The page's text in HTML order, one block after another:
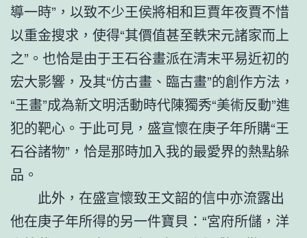
導一時”，以致不少王侯將相和巨賈年夜賈不惜
以重金搜求，使得“其價值甚至軼宋元諸家而上
之”。也恰是由于王石谷畫派在清末平易近初的
宏大影響，及其“仿古畫、臨古畫”的創作方法，
“王畫”成為新文明活動時代陳獨秀“美術反動”進
犯的靶心。于此可見，盛宣懷在庚子年所購“王
石谷諸物”，恰是那時加入我的最愛界的熱點躲
品。
此外，在盛宣懷致王文韶的信中亦流露出
他在庚子年所得的另一件寶貝：“宮府所儲，洋